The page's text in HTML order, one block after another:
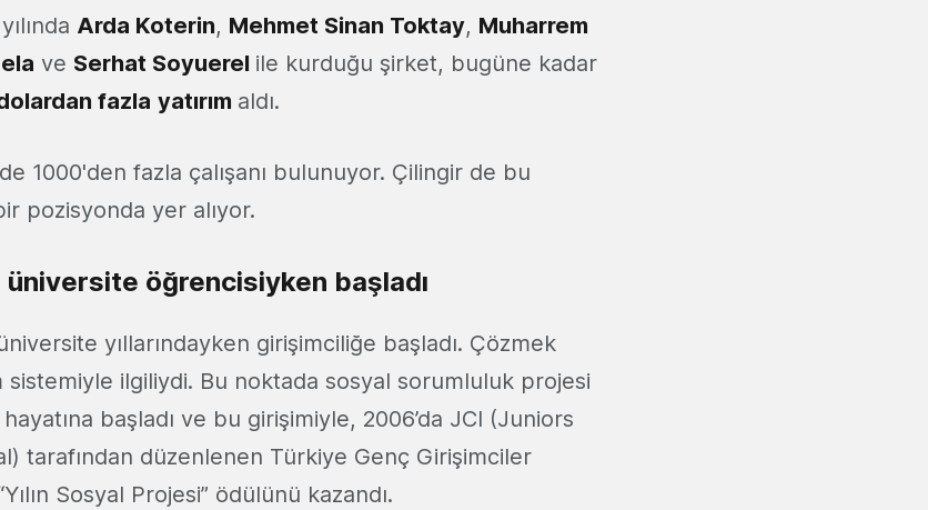
Arda Koterin, Mehmet Sinan Toktay, Muharrem
ve Serhat Soyuerel ile kurduğu şirket, bugüne kadar
fazla yatırım aldı.
1000'den fazla çalışanı bulunuyor. Çilingir de bu
pozisyonda yer alıyor.
öğrencisiyken başladı
yıllarındayken girişimciliğe başladı. Çözmek
ilgiliydi. Bu noktada sosyal sorumluluk projesi
başladı ve bu girişimiyle, 2006’da JCI (Juniors
tarafından düzenlenen Türkiye Genç Girişimciler
Sosyal Projesi” ödülünü kazandı.